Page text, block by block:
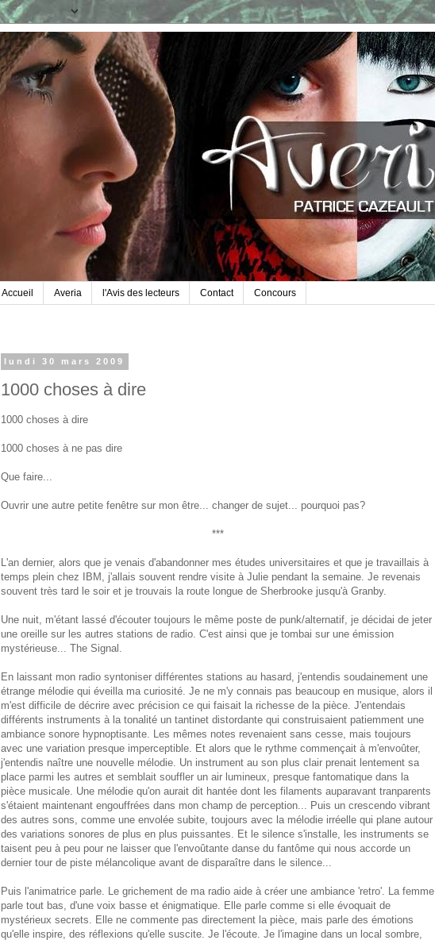
Accueil Averia l'Avis des lecteurs Contact Concours
lundi 30 mars 2009
1000 choses à dire
1000 choses à dire
1000 choses à ne pas dire
Que faire...
Ouvrir une autre petite fenêtre sur mon être... changer de sujet... pourquoi pas?
***
L'an dernier, alors que je venais d'abandonner mes études universitaires et que je travaillais à
temps plein chez IBM, j'allais souvent rendre visite à Julie pendant la semaine. Je revenais
souvent très tard le soir et je trouvais la route longue de Sherbrooke jusqu'à Granby.
Une nuit, m'étant lassé d'écouter toujours le même poste de punk/alternatif, je décidai de jeter
une oreille sur les autres stations de radio. C'est ainsi que je tombai sur une émission
mystérieuse... The Signal.
En laissant mon radio syntoniser différentes stations au hasard, j'entendis soudainement une
étrange mélodie qui éveilla ma curiosité. Je ne m'y connais pas beaucoup en musique, alors il
m'est difficile de décrire avec précision ce qui faisait la richesse de la pièce. J'entendais
différents instruments à la tonalité un tantinet distordante qui construisaient patiemment une
ambiance sonore hypnoptisante. Les mêmes notes revenaient sans cesse, mais toujours
avec une variation presque imperceptible. Et alors que le rythme commençait à m'envoûter,
j'entendis naître une nouvelle mélodie. Un instrument au son plus clair prenait lentement sa
place parmi les autres et semblait souffler un air lumineux, presque fantomatique dans la
pièce musicale. Une mélodie qu'on aurait dit hantée dont les filaments auparavant tranparents
s'étaient maintenant engouffrées dans mon champ de perception... Puis un crescendo vibrant
des autres sons, comme une envolée subite, toujours avec la mélodie irréelle qui plane autour
des variations sonores de plus en plus puissantes. Et le silence s'installe, les instruments se
taisent peu à peu pour ne laisser que l'envoûtante danse du fantôme qui nous accorde un
dernier tour de piste mélancolique avant de disparaître dans le silence...
Puis l'animatrice parle. Le grichement de ma radio aide à créer une ambiance 'retro'. La femme
parle tout bas, d'une voix basse et énigmatique. Elle parle comme si elle évoquait de
mystérieux secrets. Elle ne commente pas directement la pièce, mais parle des émotions
qu'elle inspire, des réflexions qu'elle suscite. Je l'écoute. Je l'imagine dans un local sombre,